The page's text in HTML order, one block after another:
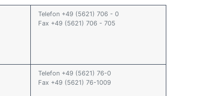
Telefon +49 (5621) 706 - 0
Fax +49 (5621) 706 - 705
Telefon +49 (5621) 76-0
Fax +49 (5621) 76-1009